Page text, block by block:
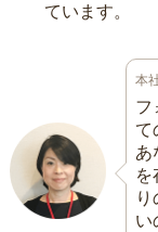
ています。
本
フ
て
あ
を
い